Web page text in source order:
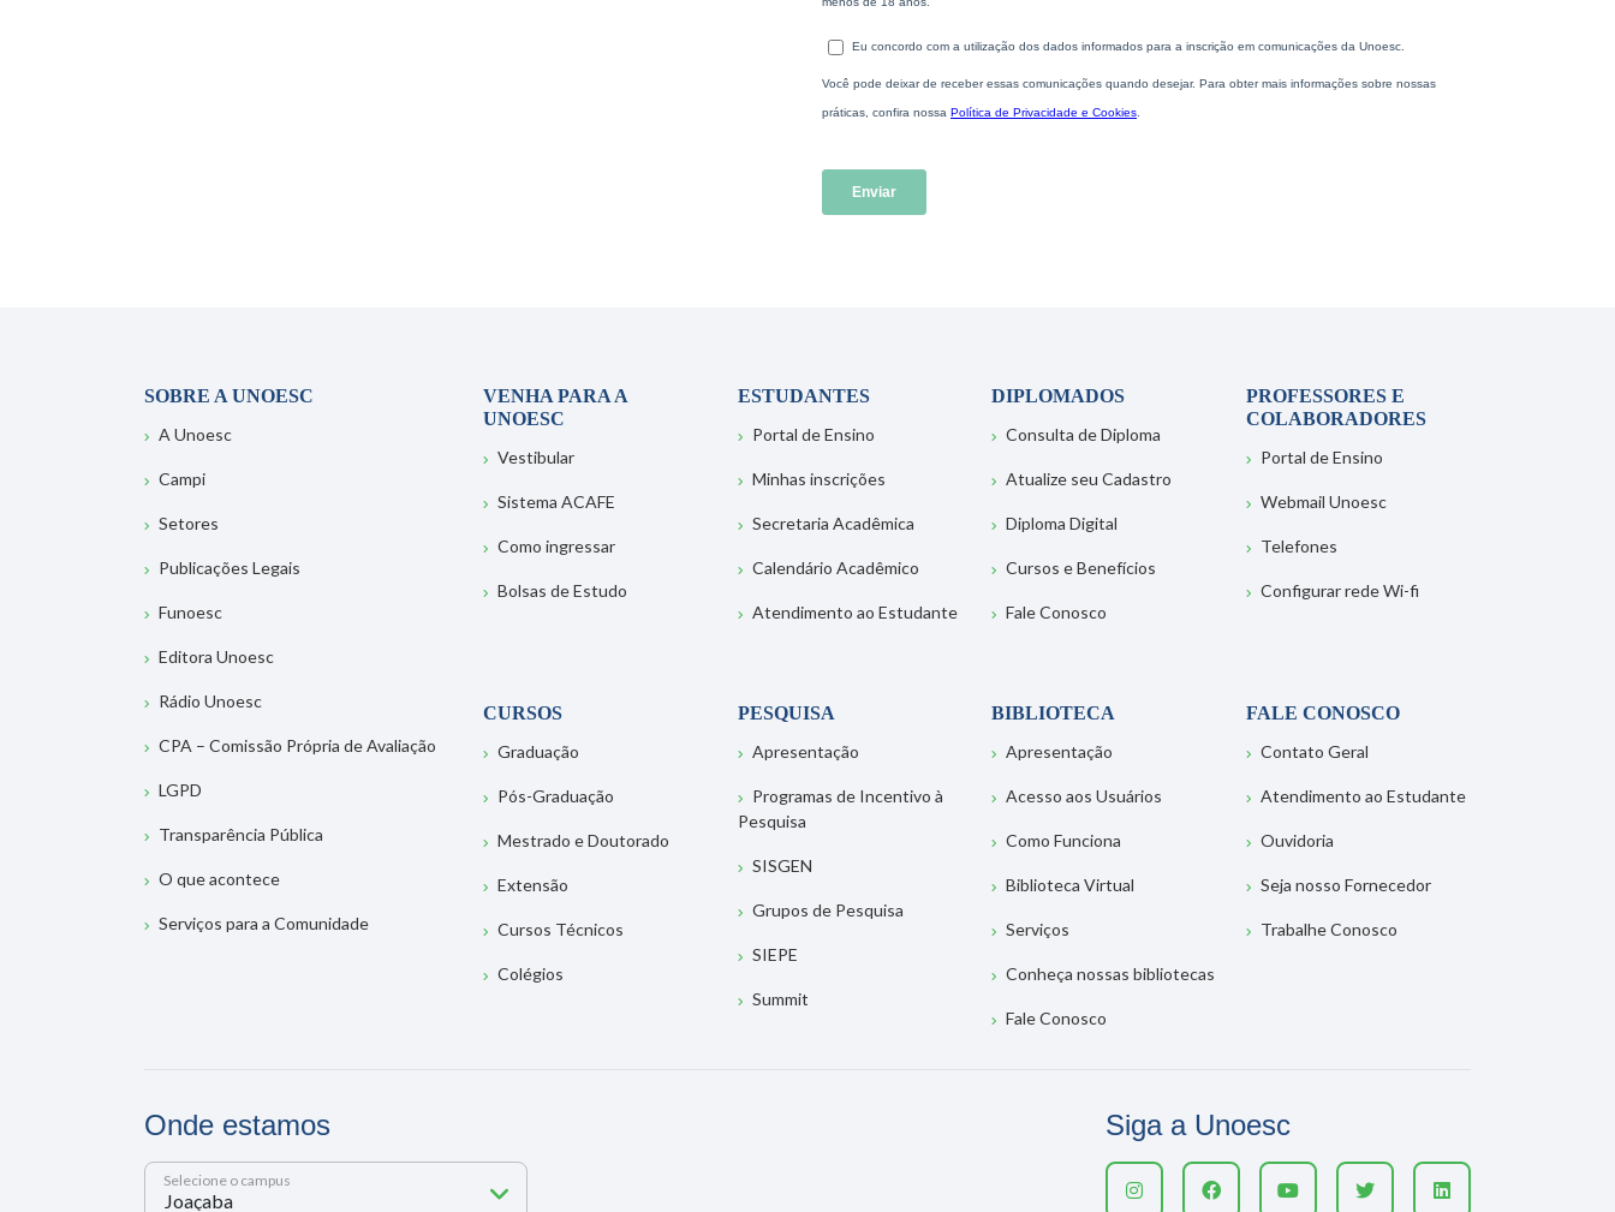
SOBRE A UNOESC
A Unoesc
Campi
Setores
Publicações Legais
Funoesc
Editora Unoesc
Rádio Unoesc
CPA – Comissão Própria de Avaliação
LGPD
Transparência Pública
O que acontece
Serviços para a Comunidade
VENHA PARA A
UNOESC
Vestibular
Sistema ACAFE
Como ingressar
Bolsas de Estudo
ESTUDANTES
Portal de Ensino
Minhas inscrições
Secretaria Acadêmica
Calendário Acadêmico
Atendimento ao Estudante
DIPLOMADOS
Consulta de Diploma
Atualize seu Cadastro
Diploma Digital
Cursos e Benefícios
Fale Conosco
PROFESSORES E
COLABORADORES
Portal de Ensino
Webmail Unoesc
Telefones
Configurar rede Wi-fi
CURSOS
Graduação
Pós-Graduação
Mestrado e Doutorado
Extensão
Cursos Técnicos
Colégios
PESQUISA
Apresentação
Programas de Incentivo à
Pesquisa
SISGEN
Grupos de Pesquisa
SIEPE
Summit
BIBLIOTECA
Apresentação
Acesso aos Usuários
Como Funciona
Biblioteca Virtual
Serviços
Conheça nossas bibliotecas
Fale Conosco
FALE CONOSCO
Contato Geral
Atendimento ao Estudante
Ouvidoria
Seja nosso Fornecedor
Trabalhe Conosco
Onde estamos
Selecione o campus
Siga a Unoesc